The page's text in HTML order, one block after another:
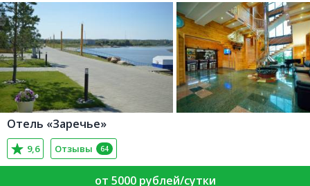
Отель «Заречье»
9,6 Отзывы 64
от 5000 рублей/сутки